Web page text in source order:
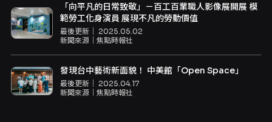
「向平凡的日常致敬」－百工百業職人影像展開展 模
範勞工化身演員 展現不凡的勞動價值
最後更新｜ 2025.05.02
新聞來源｜ 焦點時報社
發現台中藝術新面貌！ 中美館「Open Space」
最後更新｜ 2025.04.17
新聞來源｜ 焦點時報社